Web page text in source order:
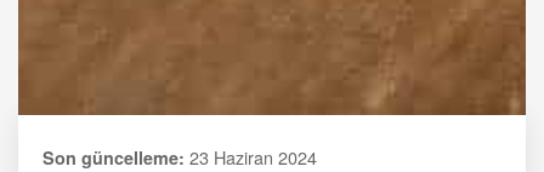
Son güncelleme: 23 Haziran 2024